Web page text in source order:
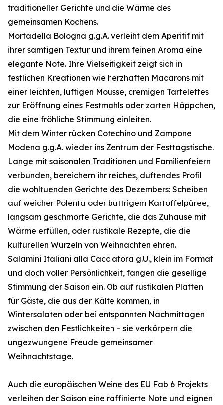
traditioneller Gerichte und die Wärme des
gemeinsamen Kochens.
Mortadella Bologna g.g.A. verleiht dem Aperitif mit
ihrer samtigen Textur und ihrem feinen Aroma eine
elegante Note. Ihre Vielseitigkeit zeigt sich in
festlichen Kreationen wie herzhaften Macarons mit
einer leichten, luftigen Mousse, cremigen Tartelettes
zur Eröffnung eines Festmahls oder zarten Häppchen,
die eine fröhliche Stimmung einleiten.
Mit dem Winter rücken Cotechino und Zampone
Modena g.g.A. wieder ins Zentrum der Festtagstische.
Lange mit saisonalen Traditionen und Familienfeiern
verbunden, bereichern ihr reiches, duftendes Profil
die wohltuenden Gerichte des Dezembers: Scheiben
auf weicher Polenta oder buttrigem Kartoffelpüree,
langsam geschmorte Gerichte, die das Zuhause mit
Wärme erfüllen, oder rustikale Rezepte, die die
kulturellen Wurzeln von Weihnachten ehren.
Salamini Italiani alla Cacciatora g.U., klein im Format
und doch voller Persönlichkeit, fangen die gesellige
Stimmung der Saison ein. Ob auf rustikalen Platten
für Gäste, die aus der Kälte kommen, in
Wintersalaten oder bei entspannten Nachmittagen
zwischen den Festlichkeiten – sie verkörpern die
ungezwungene Freude gemeinsamer
Weihnachtstage.
Auch die europäischen Weine des EU Fab 6 Projekts
verleihen der Saison eine raffinierte Note und eignen